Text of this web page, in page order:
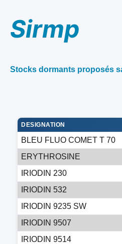
Sirmp
Stocks dormants proposés
DESIGNATION
BLEU FLUO COMET T 70
ERYTHROSINE
IRIODIN 230
IRIODIN 532
IRIODIN 9235 SW
IRIODIN 9507
IRIODIN 9514